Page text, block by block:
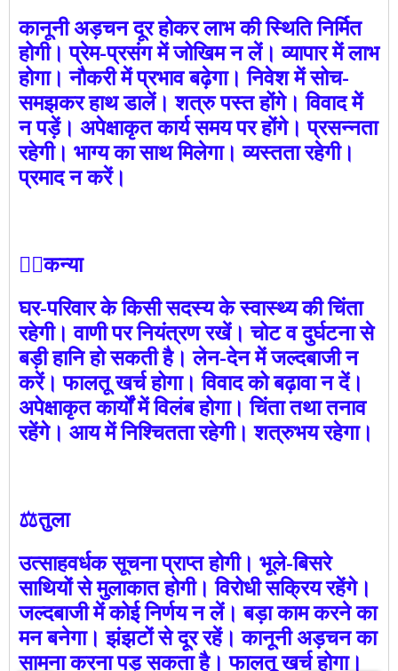
कानूनी अड़चन दूर होकर लाभ की स्थिति निर्मित
होगी। प्रेम-प्रसंग में जोखिम न लें। व्यापार में लाभ
होगा। नौकरी में प्रभाव बढ़ेगा। निवेश में सोच-
समझकर हाथ डालें। शत्रु पस्त होंगे। विवाद में
न पड़ें। अपेक्षाकृत कार्य समय पर होंगे। प्रसन्नता
रहेगी। भाग्य का साथ मिलेगा। व्यस्तता रहेगी।
प्रमाद न करें।
🙍‍♀️कन्या
घर-परिवार के किसी सदस्य के स्वास्थ्य की चिंता
रहेगी। वाणी पर नियंत्रण रखें। चोट व दुर्घटना से
बड़ी हानि हो सकती है। लेन-देन में जल्दबाजी न
करें। फालतू खर्च होगा। विवाद को बढ़ावा न दें।
अपेक्षाकृत कार्यों में विलंब होगा। चिंता तथा तनाव
रहेंगे। आय में निश्चितता रहेगी। शत्रुभय रहेगा।
⚖️तुला
उत्साहवर्धक सूचना प्राप्त होगी। भूले-बिसरे
साथियों से मुलाकात होगी। विरोधी सक्रिय रहेंगे।
जल्दबाजी में कोई निर्णय न लें। बड़ा काम करने का
मन बनेगा। झंझटों से दूर रहें। कानूनी अड़चन का
सामना करना पड़ सकता है। फालतू खर्च होगा।